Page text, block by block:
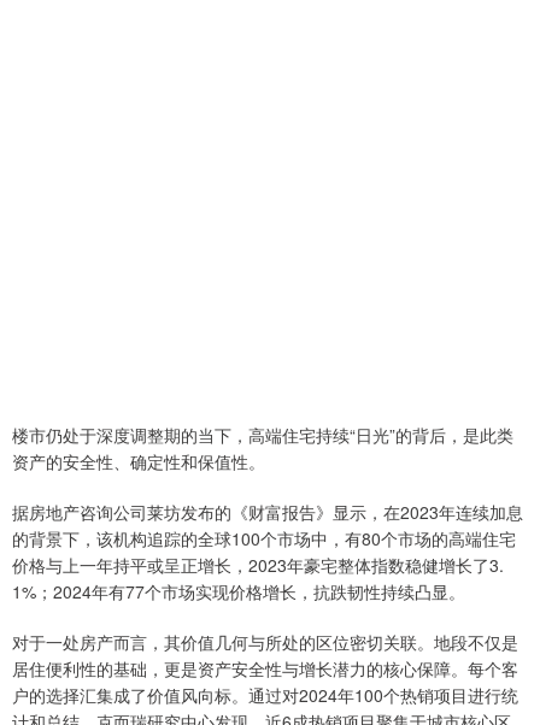
楼市仍处于深度调整期的当下，高端住宅持续“日光”的背后，是此类
资产的安全性、确定性和保值性。
据房地产咨询公司莱坊发布的《财富报告》显示，在2023年连续加息
的背景下，该机构追踪的全球100个市场中，有80个市场的高端住宅
价格与上一年持平或呈正增长，2023年豪宅整体指数稳健增长了3.
1%；2024年有77个市场实现价格增长，抗跌韧性持续凸显。
对于一处房产而言，其价值几何与所处的区位密切关联。地段不仅是
居住便利性的基础，更是资产安全性与增长潜力的核心保障。每个客
户的选择汇集成了价值风向标。通过对2024年100个热销项目进行统